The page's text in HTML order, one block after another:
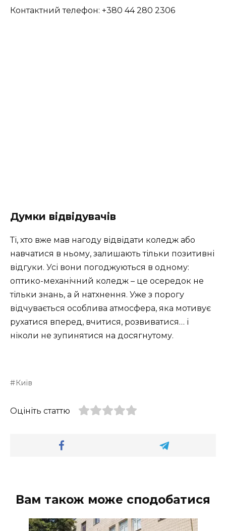
Контактний телефон: +380 44 280 2306
Думки відвідувачів
Ті, хто вже мав нагоду відвідати коледж або
навчатися в ньому, залишають тільки позитивні
відгуки. Усі вони погоджуються в одному:
оптико-механічний коледж – це осередок не
тільки знань, а й натхнення. Уже з порогу
відчувається особлива атмосфера, яка мотивує
рухатися вперед, вчитися, розвиватися… і
ніколи не зупинятися на досягнутому.
Київ
Оцініть статтю
Вам також може сподобатися